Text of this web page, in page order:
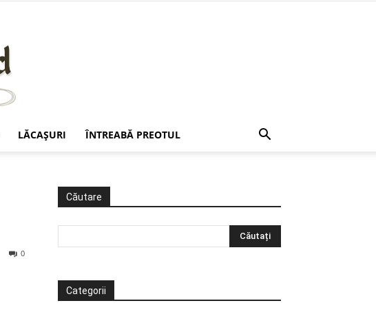
LĂCAŞURI ÎNTREABĂ PREOTUL
0
Căutare
Categorii